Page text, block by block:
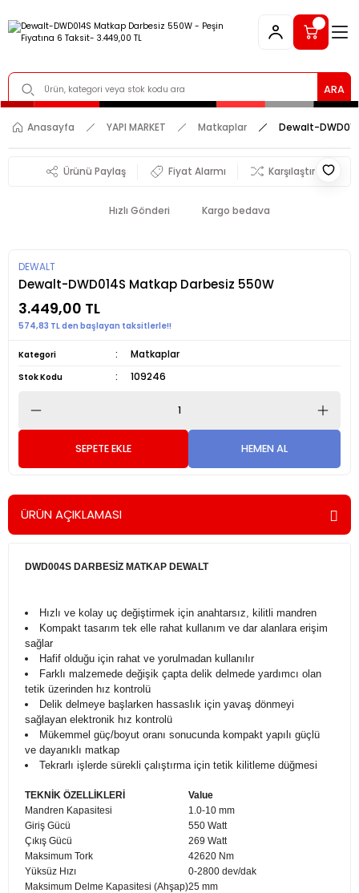
ARA
Anasayfa YAPI MARKET Matkaplar Dewalt-
Ürünü Paylaş Fiyat Alarmı Karşılaştır
Hızlı Gönderi Kargo bedava
DEWALT
Dewalt-DWD014S Matkap Darbesiz 550W
3.449,00 TL
574,83 TL den başlayan taksitlerle!!
Kategori Matkaplar
Stok Kodu 109246
SEPETE EKLE HEMEN AL
ÜRÜN AÇIKLAMASI
DWD004S DARBESİZ MATKAP DEWALT
Hızlı ve kolay uç değiştirmek için anahtarsız, kilitli mandren
Kompakt tasarım tek elle rahat kullanım ve dar alanlara erişim
sağlar
Hafif olduğu için rahat ve yorulmadan kullanılır
Farklı malzemede değişik çapta delik delmede yardımcı olan
tetik üzerinden hız kontrolü
Delik delmeye başlarken hassaslık için yavaş dönmeyi
sağlayan elektronik hız kontrolü
Mükemmel güç/boyut oranı sonucunda kompakt yapılı güçlü
ve dayanıklı matkap
Tekrarlı işlerde sürekli çalıştırma için tetik kilitleme düğmesi
TEKNİK ÖZELLİKLERİ
Value
Mandren Kapasitesi
1.0-10 mm
Giriş Gücü
550 Watt
Çıkış Gücü
269 Watt
Maksimum Tork
42620 Nm
Yüksüz Hızı
0-2800 dev/dak
Maksimum Delme Kapasitesi (Ahşap)25 mm